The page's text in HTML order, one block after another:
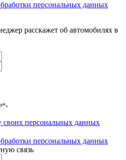
персональных данных
расскажет об автомобилях в
своих персональных данных
персональных данных
связь